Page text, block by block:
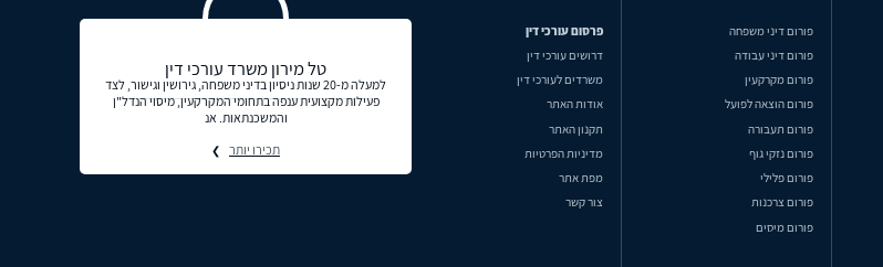
פורום דיני משפחה
פורום דיני עבודה
פורום מקרקעין
פורום הוצאה לפועל
פורום תעבורה
פורום נזקי גוף
פורום פלילי
פורום צרכנות
פורום מיסים
פרסום עורכי דין
דרושים עורכי דין
משרדים לעורכי דין
אודות האתר
תקנון האתר
מדיניות הפרטיות
מפת אתר
צור קשר
טל מירון משרד עורכי דין
למעלה מ-20 שנות ניסיון בדיני משפחה, גירושין וגישור, לצד
פעילות מקצועית ענפה בתחומי המקרקעין, מיסוי הנדל"ן
והמשכנתאות. אנ
תכירו יותר